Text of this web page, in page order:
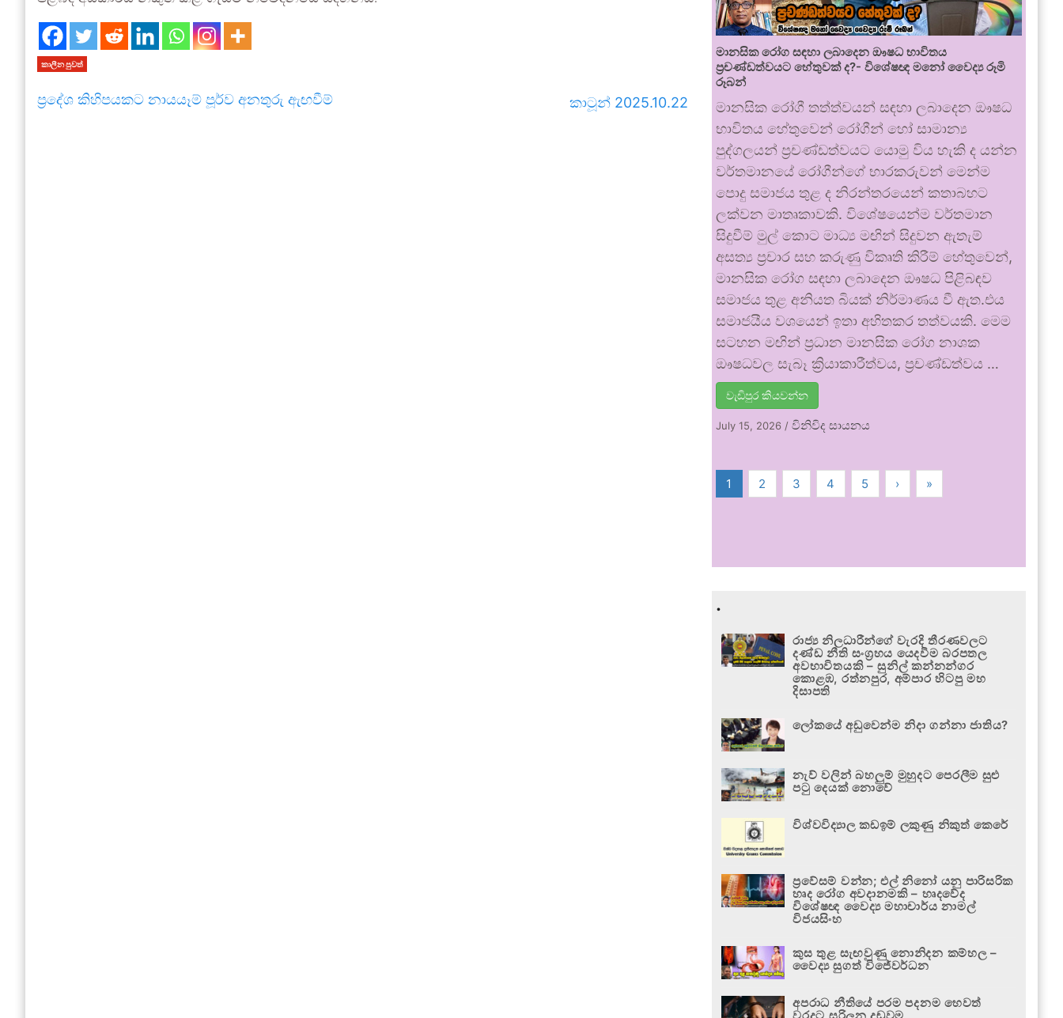
කාලීන පුවත්
ප්‍රදේශ කිහිපයකට නායයෑම් පූර්ව අනතුරු ඇඟවීම් කාටූන් 2025.10.22
මානසික රෝග සඳහා ලබාදෙන ඖෂධ භාවිතය
ප්‍රචණ්ඩත්වයට හේතුවක් ද?- විශේෂඥ මනෝ වෛද්‍ය රූමි
රූබන්
මානසික රෝගී තත්ත්වයන් සඳහා ලබාදෙන ඖෂධ
භාවිතය හේතුවෙන් රෝගීන් හෝ සාමාන්‍ය
පුද්ගලයන් ප්‍රචණ්ඩත්වයට යොමු විය හැකි ද යන්න
වර්තමානයේ රෝගීන්ගේ භාරකරුවන් මෙන්ම
පොදු සමාජය තුළ ද නිරන්තරයෙන් කතාබහට
ලක්වන මාතෘකාවකි. විශේෂයෙන්ම වර්තමාන
සිදුවීම් මුල් කොට මාධ්‍ය මඟින් සිදුවන ඇතැම්
අසත්‍ය ප්‍රචාර සහ කරුණු විකෘති කිරීම් හේතුවෙන්,
මානසික රෝග සඳහා ලබාදෙන ඖෂධ පිළිබඳව
සමාජය තුළ අනියත බියක් නිර්මාණය වී ඇත.එය
සමාජයීය වශයෙන් ඉතා අහිතකර තත්වයකි. මෙම
සටහන මඟින් ප්‍රධාන මානසික රෝග නාශක
ඖෂධවල සැබෑ ක්‍රියාකාරීත්වය, ප්‍රචණ්ඩත්වය …
වැඩිපුර කියවන්න
July 15, 2026 /විනිවිද සායනය
1 2 3 4 5 › »
.
රාජ්‍ය නිලධාරීන්ගේ වැරදි තීරණවලට
දණ්ඩ නීති සංග්‍රහය යෙදවීම බරපතල
අවභාවිතයකි – සුනිල් කන්නන්ගර
කොළඹ, රත්නපුර, අම්පාර හිටපු මහ
දිසාපති
ලෝකයේ අඩුවෙන්ම නිදා ගන්නා ජාතිය?
නැව් වලින් බහලුම් මුහුදට පෙරලීම සුළු
පටු දෙයක් නොවේ
විශ්වවිද්‍යාල කඩඉම් ලකුණු නිකුත් කෙරේ
ප්‍රවේසම් වන්න; එල් නිනෝ යනු පාරිසරික
හෘද රෝග අවදානමකි – හෘදවේද
විශේෂඥ වෛද්‍ය මහාචාර්ය නාමල්
විජයසිංහ
කුස තුළ සැඟවුණු නොනිදන කම්හල –
වෛද්‍ය සුගත් විජේවර්ධන
අපරාධ නීතියේ පරම පදනම හෙවත්